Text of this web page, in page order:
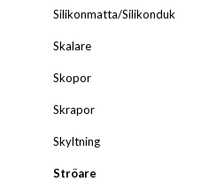
Silikonmatta/Silikonduk
Skalare
Skopor
Skrapor
Skyltning
Ströare